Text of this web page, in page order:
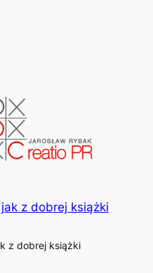
z dobrej książki
z dobrej książki